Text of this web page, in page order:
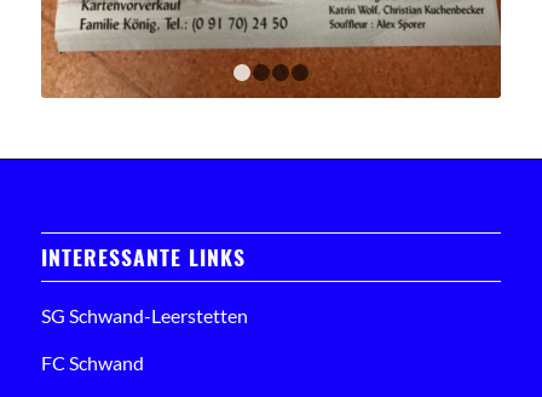
2 4
INTERESSANTE LINKS
SG Schwand-Leerstetten
FC Schwand